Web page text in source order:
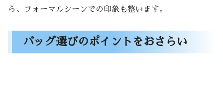
ら、フォーマルシーンでの印象も整います。
バッグ選びのポイントをおさらい